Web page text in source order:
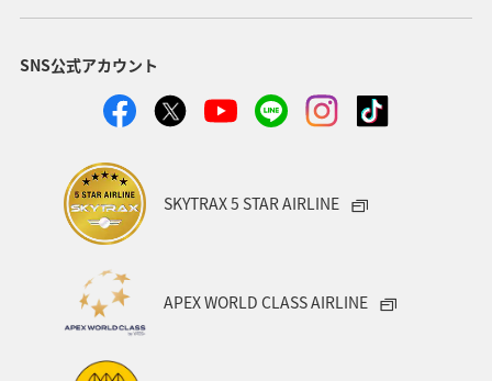
趣味 世界遺産 東京都 千葉県 大分県
兵庫県 石川県
アユ
SNS公式アカウント
SKYTRAX 5 STAR AIRLINE
APEX WORLD CLASS AIRLINE